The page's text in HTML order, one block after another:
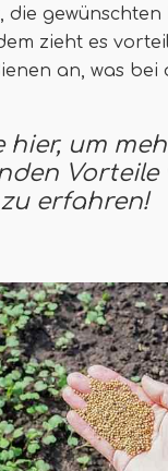
gewünschten
zieht es
an, was bei
hier, um
Vorteile
erfahren!